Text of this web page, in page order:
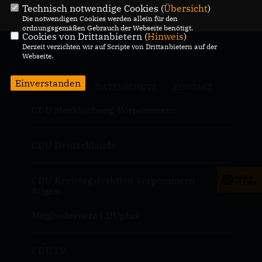
IMPRESSUM
Technisch notwendige Cookies (Übersicht)
Die notwendigen Cookies werden allein für den
ordnungsgemäßen Gebrauch der Webseite benötigt.
Cookies von Drittanbietern (Hinweis)
Derzeit verzichten wir auf Scripte von Drittanbietern auf der
Webseite.
Einverstanden